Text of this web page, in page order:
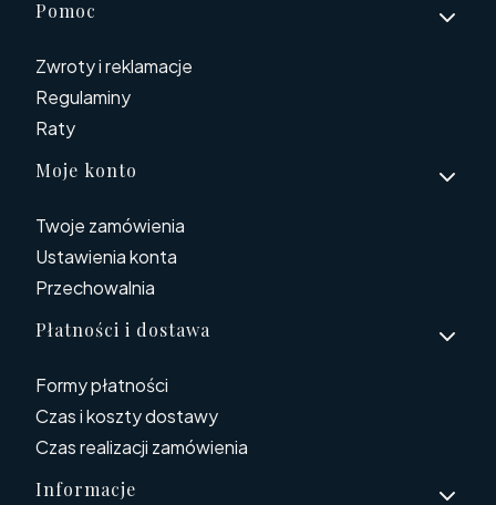
Linki w stopce
Pomoc
Zwroty i reklamacje
Regulaminy
Raty
Moje konto
Twoje zamówienia
Ustawienia konta
Przechowalnia
Płatności i dostawa
Formy płatności
Czas i koszty dostawy
Czas realizacji zamówienia
Informacje